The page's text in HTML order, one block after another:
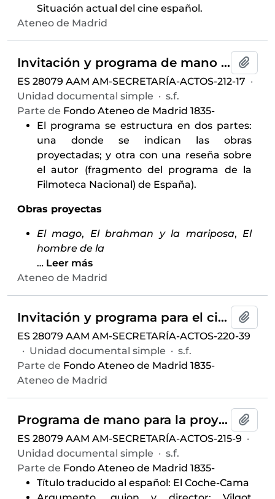
Situación actual del cine español.
Ateneo de Madrid
Invitación y programa de mano para la proyección cinematográfica de obras de Georges Méliès, celebrada el 9 de febrero de 1963 en el Salón de Actos del Ateneo de Madrid y auspiciada por el Cine-Club
ES 28079 AAM AM-SECRETARÍA-ACTOS-212-17 ·
Unidad documental simple · s.f.
Parte de Fondo Ateneo de Madrid 1835-
El programa se estructura en dos partes:
una donde se indican las obras
proyectadas; y otra con una reseña sobre
el autor (fragmento del programa de la
Filmoteca Nacional) de España).
Obras proyectas
El mago, El brahman y la mariposa, El
hombre de la
… Leer más
Ateneo de Madrid
Invitación y programa para el ciclo de seminarios
ES 28079 AAM AM-SECRETARÍA-ACTOS-220-39
· Unidad documental simple · s.f.
Parte de Fondo Ateneo de Madrid 1835-
Ateneo de Madrid
Programa de mano para la proyección cinematográfica
ES 28079 AAM AM-SECRETARÍA-ACTOS-215-9 ·
Unidad documental simple · s.f.
Parte de Fondo Ateneo de Madrid 1835-
Título traducido al español: El Coche-Cama